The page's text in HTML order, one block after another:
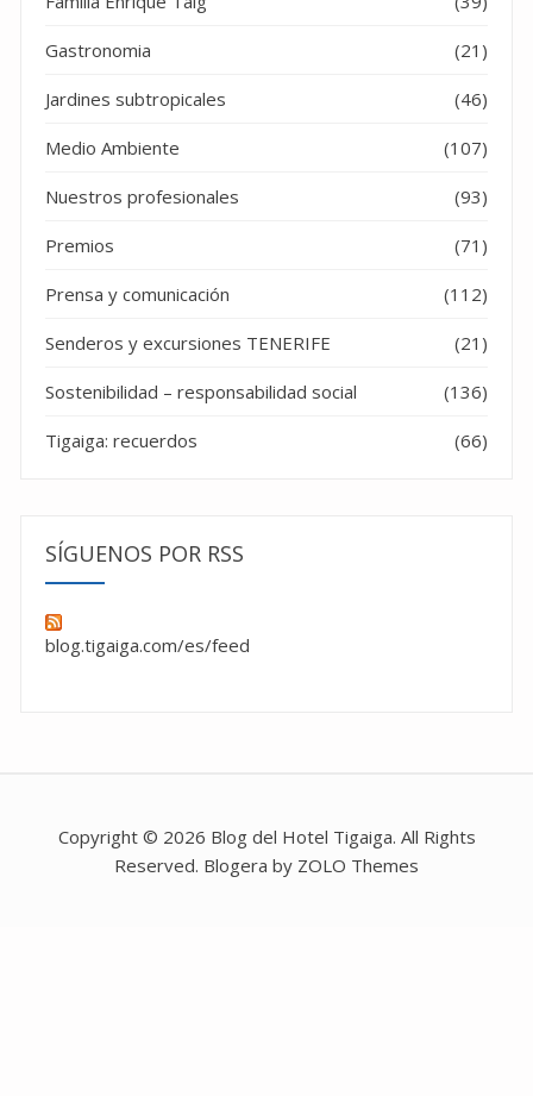
Gastronomia (21)
Jardines subtropicales (46)
Medio Ambiente (107)
Nuestros profesionales (93)
Premios (71)
Prensa y comunicación (112)
Senderos y excursiones TENERIFE (21)
Sostenibilidad – responsabilidad social (136)
Tigaiga: recuerdos (66)
SÍGUENOS POR RSS
blog.tigaiga.com/es/feed
Copyright © 2026 Blog del Hotel Tigaiga. All Rights
Reserved. Blogera by ZOLO Themes